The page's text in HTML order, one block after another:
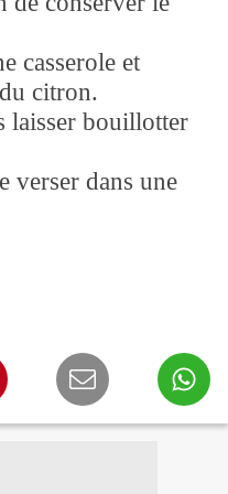
casserole et
citron.
laisser bouillotter
verser dans une